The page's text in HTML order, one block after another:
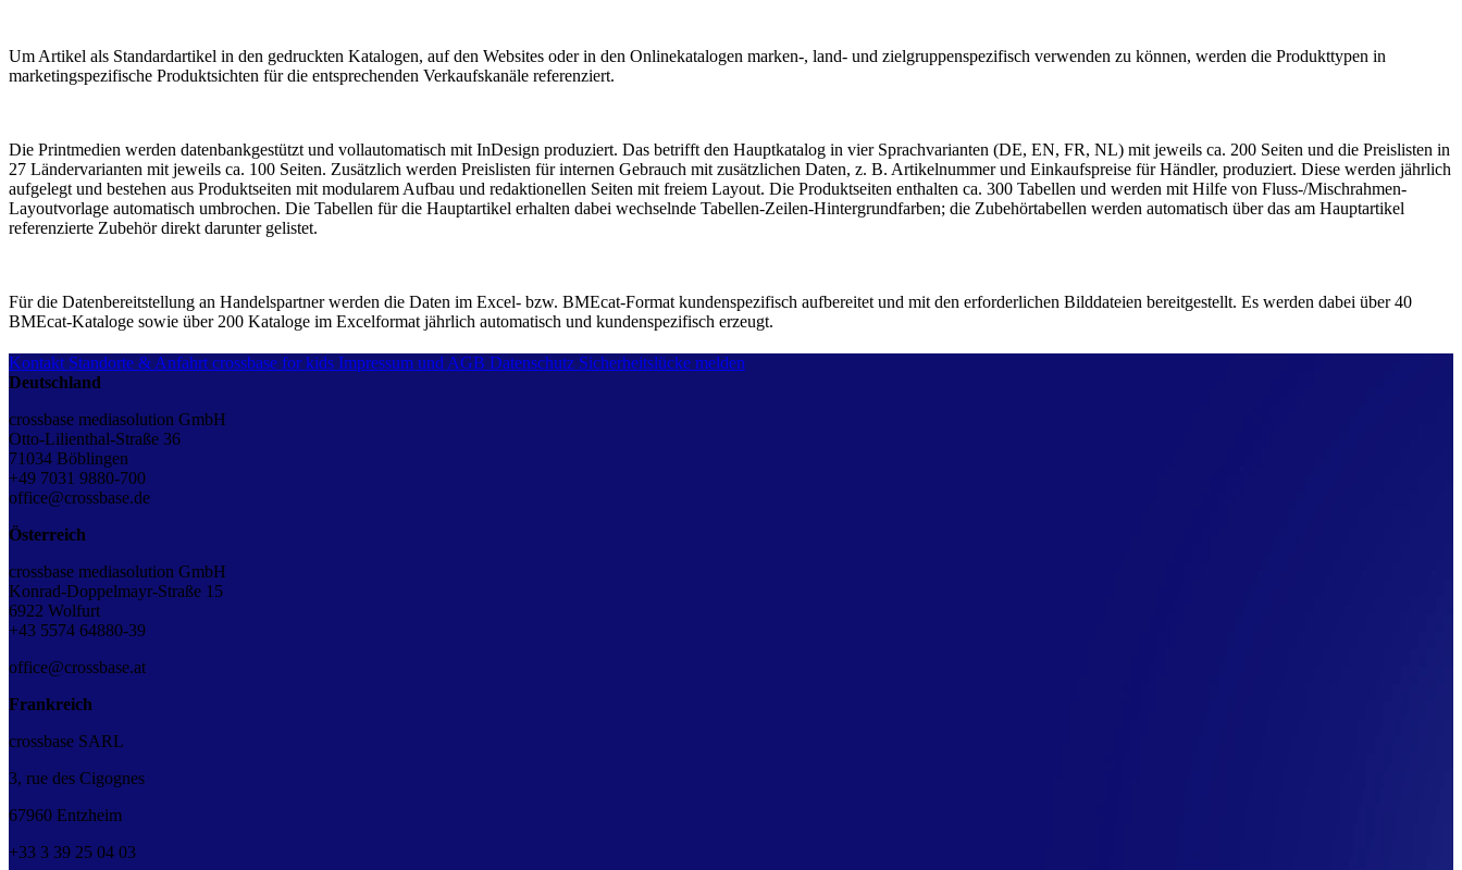
Um Artikel als Standardartikel in den gedruckten Katalogen, auf den Websites oder in den Onlinekatalogen marken-, land- und zielgruppenspezifisch verwenden zu können, werden die Produkttypen in
marketingspezifische Produktsichten für die entsprechenden Verkaufskanäle referenziert.
Die Printmedien werden datenbankgestützt und vollautomatisch mit InDesign produziert. Das betrifft den Hauptkatalog in vier Sprachvarianten (DE, EN, FR, NL) mit jeweils ca. 200 Seiten und die Preislisten in
27 Ländervarianten mit jeweils ca. 100 Seiten. Zusätzlich werden Preislisten für internen Gebrauch mit zusätzlichen Daten, z. B. Artikelnummer und Einkaufspreise für Händler, produziert. Diese werden jährlich
aufgelegt und bestehen aus Produktseiten mit modularem Aufbau und redaktionellen Seiten mit freiem Layout. Die Produktseiten enthalten ca. 300 Tabellen und werden mit Hilfe von Fluss-/Mischrahmen-
Layoutvorlage automatisch umbrochen. Die Tabellen für die Hauptartikel erhalten dabei wechselnde Tabellen-Zeilen-Hintergrundfarben; die Zubehörtabellen werden automatisch über das am Hauptartikel
referenzierte Zubehör direkt darunter gelistet.
Für die Datenbereitstellung an Handelspartner werden die Daten im Excel- bzw. BMEcat-Format kundenspezifisch aufbereitet und mit den erforderlichen Bilddateien bereitgestellt. Es werden dabei über 40
BMEcat-Kataloge sowie über 200 Kataloge im Excelformat jährlich automatisch und kundenspezifisch erzeugt.
Kontakt Standorte & Anfahrt crossbase for kids Impressum und AGB Datenschutz Sicherheitslücke melden
Deutschland
crossbase mediasolution GmbH
Otto-Lilienthal-Straße 36
71034 Böblingen
+49 7031 9880-700
office@crossbase.de
Österreich
crossbase mediasolution GmbH
Konrad-Doppelmayr-Straße 15
6922 Wolfurt
+43 5574 64880-39
office@crossbase.at
Frankreich
crossbase SARL
3, rue des Cigognes
67960 Entzheim
+33 3 39 25 04 03